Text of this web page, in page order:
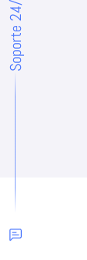
Soporte 24/7